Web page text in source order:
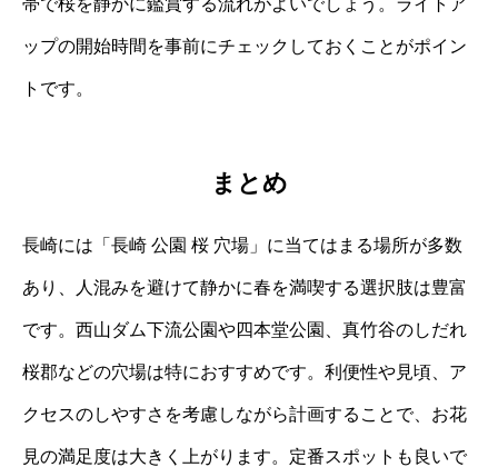
帯で桜を静かに鑑賞する流れがよいでしょう。ライトア
ップの開始時間を事前にチェックしておくことがポイン
トです。
まとめ
長崎には「長崎 公園 桜 穴場」に当てはまる場所が多数
あり、人混みを避けて静かに春を満喫する選択肢は豊富
です。西山ダム下流公園や四本堂公園、真竹谷のしだれ
桜郡などの穴場は特におすすめです。利便性や見頃、ア
クセスのしやすさを考慮しながら計画することで、お花
見の満足度は大きく上がります。定番スポットも良いで